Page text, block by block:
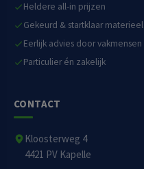
Heldere all-in prijzen
Gekeurd & startklaar materieel
Eerlijk advies door vakmensen
Particulier én zakelijk
CONTACT
Kloosterweg 4
4421 PV Kapelle